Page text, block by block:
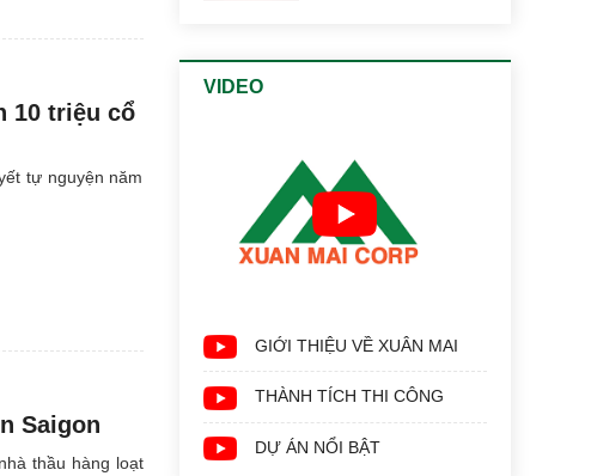
10 triệu cổ
tự nguyện năm
Saigon
thầu hàng loạt
VIDEO
GIỚI THIỆU VỀ XUÂN MAI
THÀNH TÍCH THI CÔNG
DỰ ÁN NỔI BẬT